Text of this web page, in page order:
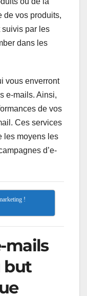
de vos produits,
suivis par les
dans les
vous enverront
e-mails. Ainsi,
de vos
Ces services
les moyens les
d’e-
!
mails
but